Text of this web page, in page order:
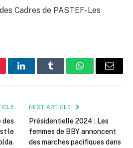
Cadres de PASTEF-Les
LinkedInTumblr WhatsAppEmail
des
le
NEXT ARTICLE
Présidentielle 2024 : Les
femmes de BBY annoncent
des marches pacifiques dans